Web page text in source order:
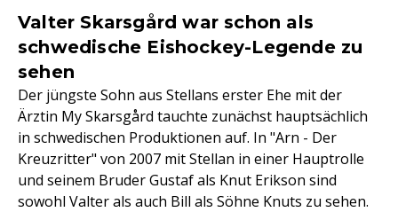
Valter Skarsgård war schon als
schwedische Eishockey-Legende zu
sehen
Der jüngste Sohn aus Stellans erster Ehe mit der
Ärztin My Skarsgård tauchte zunächst hauptsächlich
in schwedischen Produktionen auf. In "Arn - Der
Kreuzritter" von 2007 mit Stellan in einer Hauptrolle
und seinem Bruder Gustaf als Knut Erikson sind
sowohl Valter als auch Bill als Söhne Knuts zu sehen.